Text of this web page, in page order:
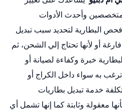
وأحدث الأدوات
البطارية لتحديد سبب تبديل
أو لأنها تحتاج إلي الشحن، ثم
خبرة وكفاءة لصيانة أو
ترغب به سواء داخل الكراج أو
تكلفة خدمة تبديل بطاريات
معقولة وثابتة كما إنها تشمل أي